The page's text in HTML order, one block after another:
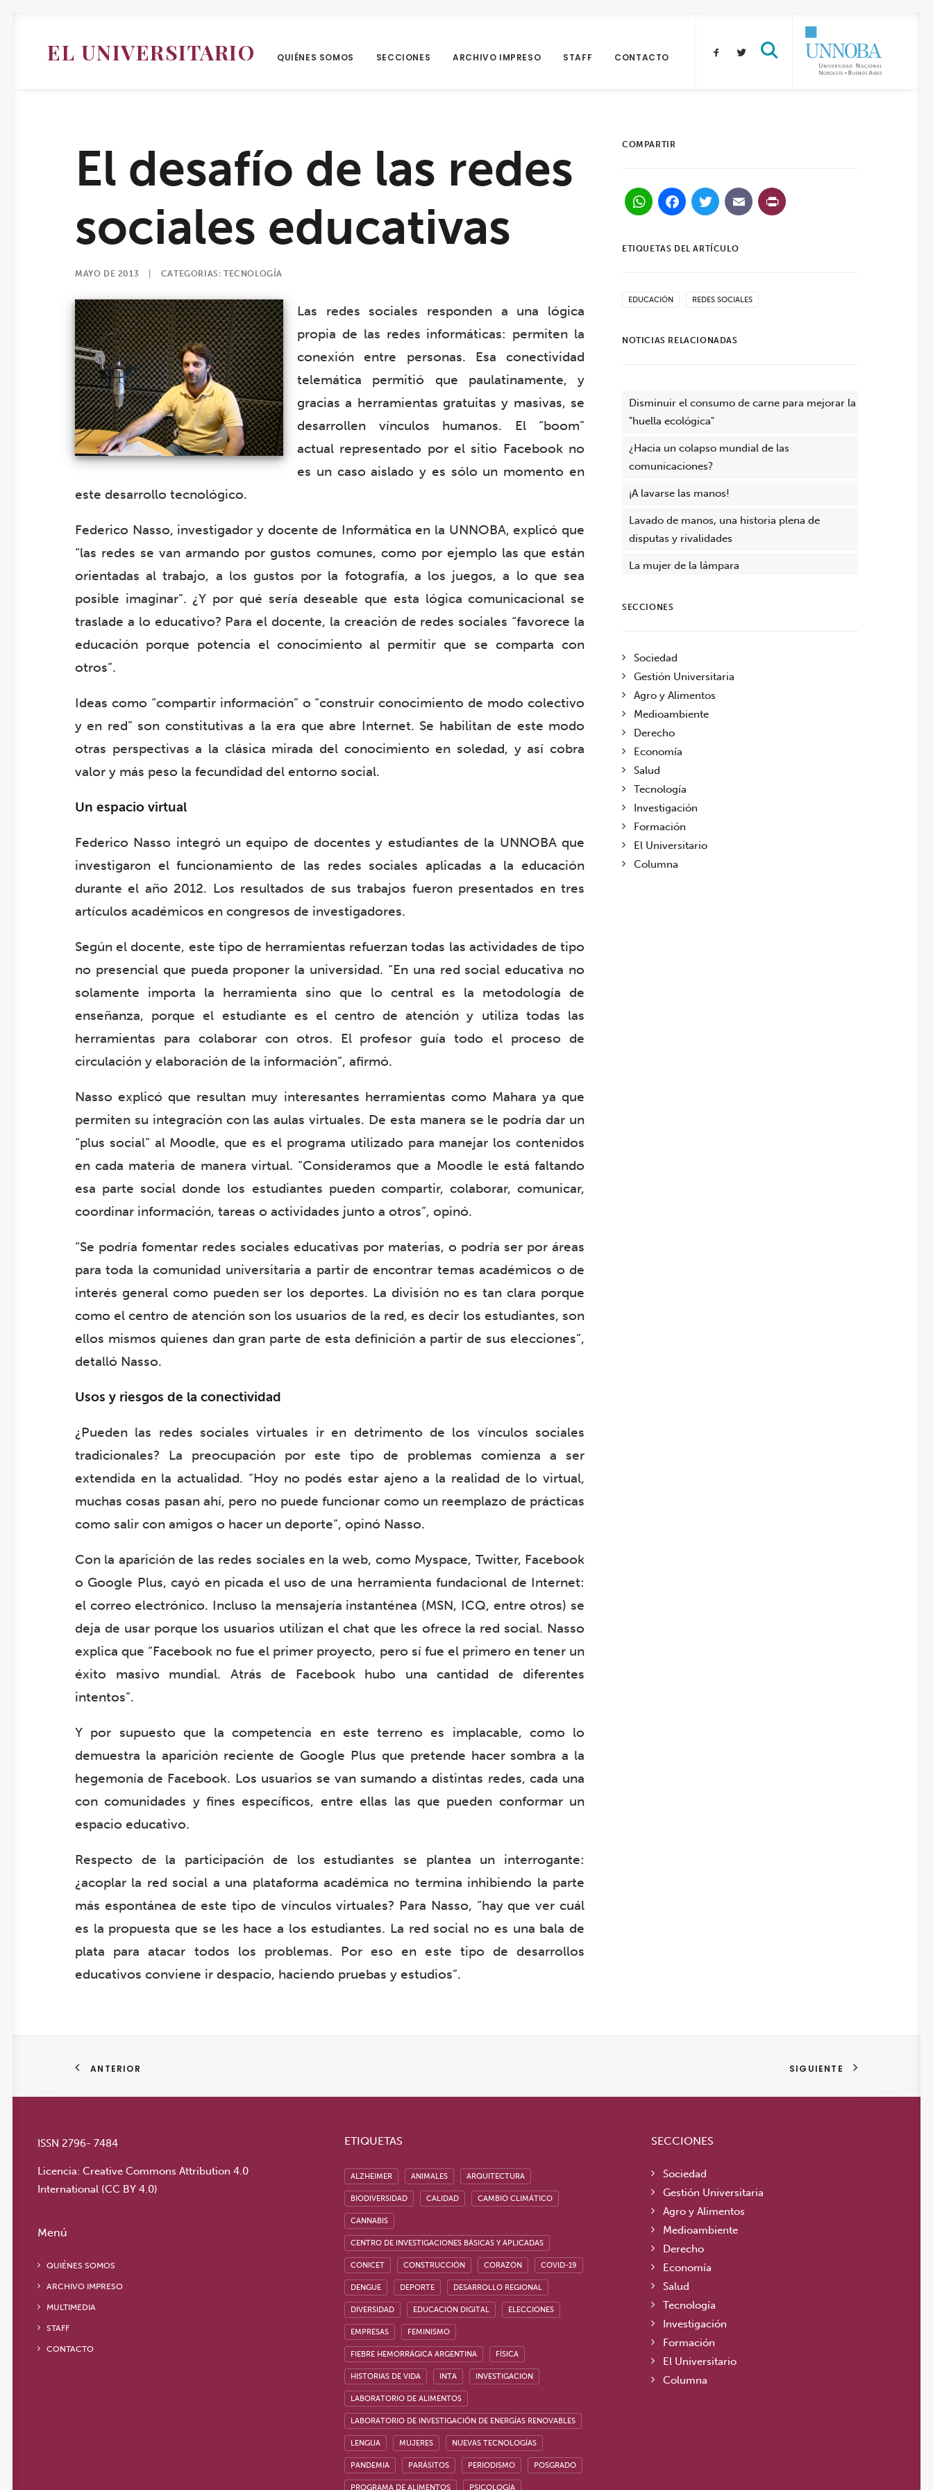
EL UNIVERSITARIO QUIÉNES SOMOS SECCIONES ARCHIVO IMPRESO STAFF CONTACTO
El desafío de las redes
sociales educativas
MAYO DE 2013 CATEGORIAS:TECNOLOGÍA
Las redes sociales responden a una lógica
propia de las redes informáticas: permiten la
conexión entre personas. Esa conectividad
telemática permitió que paulatinamente, y
gracias a herramientas gratuitas y masivas, se
desarrollen vínculos humanos. El “boom”
actual representado por el sitio Facebook no
es un caso aislado y es sólo un momento en
este desarrollo tecnológico.
Federico Nasso, investigador y docente de Informática en la UNNOBA, explicó que
“las redes se van armando por gustos comunes, como por ejemplo las que están
orientadas al trabajo, a los gustos por la fotografía, a los juegos, a lo que sea
posible imaginar”. ¿Y por qué sería deseable que esta lógica comunicacional se
traslade a lo educativo? Para el docente, la creación de redes sociales “favorece la
educación porque potencia el conocimiento al permitir que se comparta con
otros”.
Ideas como “compartir información” o “construir conocimiento de modo colectivo
y en red” son constitutivas a la era que abre Internet. Se habilitan de este modo
otras perspectivas a la clásica mirada del conocimiento en soledad, y así cobra
valor y más peso la fecundidad del entorno social.
Un espacio virtual
Federico Nasso integró un equipo de docentes y estudiantes de la UNNOBA que
investigaron el funcionamiento de las redes sociales aplicadas a la educación
durante el año 2012. Los resultados de sus trabajos fueron presentados en tres
artículos académicos en congresos de investigadores.
Según el docente, este tipo de herramientas refuerzan todas las actividades de tipo
no presencial que pueda proponer la universidad. “En una red social educativa no
solamente importa la herramienta sino que lo central es la metodología de
enseñanza, porque el estudiante es el centro de atención y utiliza todas las
herramientas para colaborar con otros. El profesor guía todo el proceso de
circulación y elaboración de la información”, afirmó.
Nasso explicó que resultan muy interesantes herramientas como Mahara ya que
permiten su integración con las aulas virtuales. De esta manera se le podría dar un
“plus social” al Moodle, que es el programa utilizado para manejar los contenidos
en cada materia de manera virtual. “Consideramos que a Moodle le está faltando
esa parte social donde los estudiantes pueden compartir, colaborar, comunicar,
coordinar información, tareas o actividades junto a otros”, opinó.
“Se podría fomentar redes sociales educativas por materias, o podría ser por áreas
para toda la comunidad universitaria a partir de encontrar temas académicos o de
interés general como pueden ser los deportes. La división no es tan clara porque
como el centro de atención son los usuarios de la red, es decir los estudiantes, son
ellos mismos quienes dan gran parte de esta definición a partir de sus elecciones”,
detalló Nasso.
Usos y riesgos de la conectividad
¿Pueden las redes sociales virtuales ir en detrimento de los vínculos sociales
tradicionales? La preocupación por este tipo de problemas comienza a ser
extendida en la actualidad. “Hoy no podés estar ajeno a la realidad de lo virtual,
muchas cosas pasan ahí, pero no puede funcionar como un reemplazo de prácticas
como salir con amigos o hacer un deporte”, opinó Nasso.
Con la aparición de las redes sociales en la web, como Myspace, Twitter, Facebook
o Google Plus, cayó en picada el uso de una herramienta fundacional de Internet:
el correo electrónico. Incluso la mensajería instanténea (MSN, ICQ, entre otros) se
deja de usar porque los usuarios utilizan el chat que les ofrece la red social. Nasso
explica que “Facebook no fue el primer proyecto, pero sí fue el primero en tener un
éxito masivo mundial. Atrás de Facebook hubo una cantidad de diferentes
intentos”.
Y por supuesto que la competencia en este terreno es implacable, como lo
demuestra la aparición reciente de Google Plus que pretende hacer sombra a la
hegemonía de Facebook. Los usuarios se van sumando a distintas redes, cada una
con comunidades y fines específicos, entre ellas las que pueden conformar un
espacio educativo.
Respecto de la participación de los estudiantes se plantea un interrogante:
¿acoplar la red social a una plataforma académica no termina inhibiendo la parte
más espontánea de este tipo de vínculos virtuales? Para Nasso, “hay que ver cuál
es la propuesta que se les hace a los estudiantes. La red social no es una bala de
plata para atacar todos los problemas. Por eso en este tipo de desarrollos
educativos conviene ir despacio, haciendo pruebas y estudios”.
COMPARTIR
WhatsApp
Facebook
Twitter
Email
ETIQUETAS DEL ARTÍCULO
EDUCACIÓN REDES SOCIALES
NOTICIAS RELACIONADAS
Disminuir el consumo de carne para mejorar la
"huella ecológica"
¿Hacia un colapso mundial de las
comunicaciones?
¡A lavarse las manos!
Lavado de manos, una historia plena de
disputas y rivalidades
La mujer de la lámpara
SECCIONES
Sociedad
Gestión Universitaria
Agro y Alimentos
Medioambiente
Derecho
Economía
Salud
Tecnología
Investigación
Formación
El Universitario
Columna
ANTERIOR SIGUIENTE
ISSN 2796- 7484
Licencia: Creative Commons Attribution 4.0
International (CC BY 4.0)
Menú
QUIÉNES SOMOS
ARCHIVO IMPRESO
MULTIMEDIA
STAFF
CONTACTO
ETIQUETAS
ALZHEIMER ANIMALES ARQUITECTURA
BIODIVERSIDAD CALIDAD CAMBIO CLIMÁTICO
CANNABIS
CENTRO DE INVESTIGACIONES BÁSICAS Y APLICADAS
CONICET CONSTRUCCIÓN CORAZÓN COVID-19
DENGUE DEPORTE DESARROLLO REGIONAL
DIVERSIDAD EDUCACIÓN DIGITAL ELECCIONES
EMPRESAS FEMINISMO
FIEBRE HEMORRÁGICA ARGENTINA FÍSICA
HISTORIAS DE VIDA INTA INVESTIGACION
LABORATORIO DE ALIMENTOS
LABORATORIO DE INVESTIGACIÓN DE ENERGÍAS RENOVABLES
LENGUA MUJERES NUEVAS TECNOLOGÍAS
PANDEMIA PARÁSITOS PERIODISMO POSGRADO
PROGRAMA DE ALIMENTOS PSICOLOGÍA
SECCIONES
Sociedad
Gestión Universitaria
Agro y Alimentos
Medioambiente
Derecho
Economía
Salud
Tecnología
Investigación
Formación
El Universitario
Columna